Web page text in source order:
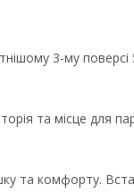
3-му поверсі
та місце для
та комфорту.